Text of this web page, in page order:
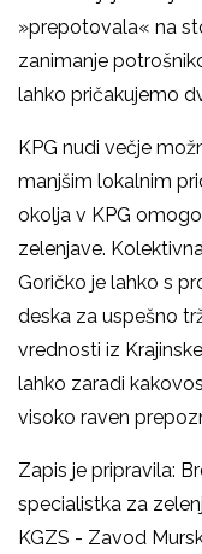
»prepotovala« na
zanimanje
lahko pričakujemo
KPG nudi večje
manjšim lokalnim
okolja v KPG
zelenjave.
Goričko je lahko s
deska za uspešno
vrednosti iz
lahko zaradi
visoko raven
Zapis je pripravila:
specialistka za
KGZS - Zavod